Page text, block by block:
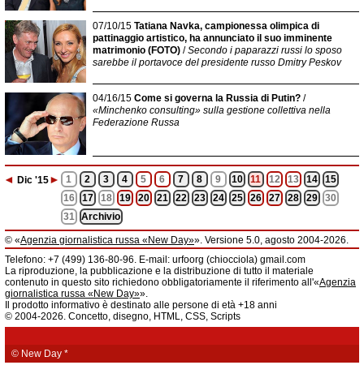
07/10/15 Tatiana Navka, campionessa olimpica di
pattinaggio artistico, ha annunciato il suo imminente
matrimonio (FOTO) /Secondo i paparazzi russi lo sposo
sarebbe il portavoce del presidente russo Dmitry Peskov
04/16/15 Come si governa la Russia di Putin? /
«Minchenko consulting» sulla gestione collettiva nella
Federazione Russa
◄ Dic '15► 1 2 3 4 5 6 7 8 9 10 11 12 13 14
15
16
17 18 19 20 21 22 23 24 25 26 27 28 29
30
31
Archivio
© «Agenzia giornalistica russa «New Day»». Versione 5.0, agosto 2004-2026.
Informazioni
Agenzia giornalistica russa «New Day» registrata dal Servizio federale di
telecomunicazioni, tecnologie informatiche e mass media della Federazione
Russa. Certificato di registrazione dei mass media: EL № FS 77 - 61044 del 5
marzo 2015.
Fondatore: «New Day» S.r.l., indirizzo di redazione: 620014, città di
Ekaterinburgo, via Radišev, pal.6, scala «А», uff. 1104.
fornisce informazioni.
Telefono: +7 (499) 136-80-96. E-mail: urfoorg (chiocciola) gmail.com
La riproduzione, la pubblicazione e la distribuzione di tutto il materiale
contenuto in questo sito richiedono obbligatoriamente il riferimento all'«Agenzia
giornalistica russa «New Day»».
Il prodotto informativo è destinato alle persone di età +18 anni
© 2004-2026. Concetto, disegno, HTML, CSS, Scripts
© New Day *